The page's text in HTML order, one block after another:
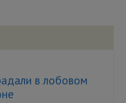
в лобовом